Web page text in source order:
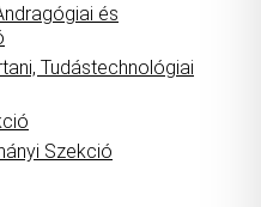
és
Tudástechnológiai
Szekció